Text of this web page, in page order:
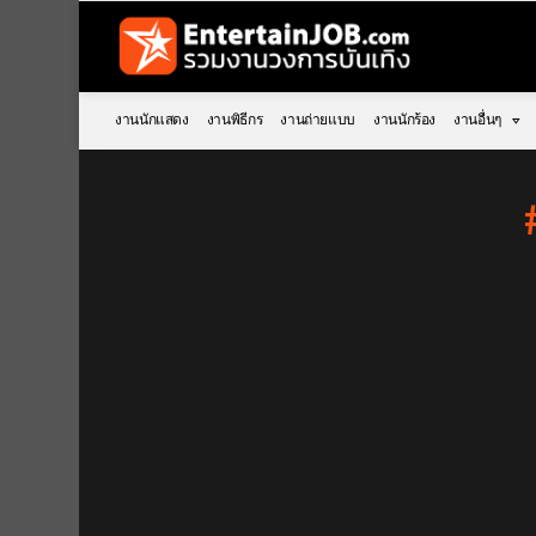
งานนักแสดง งานพิธีกร งานถ่ายแบบ งานนักร้อง งานอื่นๆ